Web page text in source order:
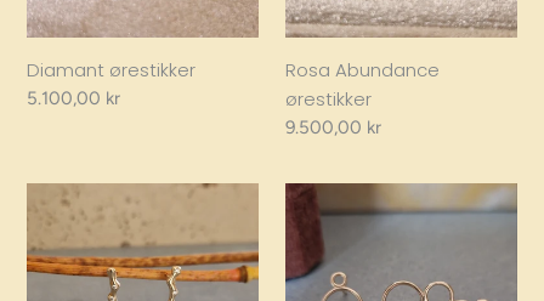
Diamant ørestikker
Regular
5.100,00 kr
Rosa Abundance
ørestikker
Regular
9.500,00 kr
Night
Sky
Drop
Bubble
ørering,
14kt
guld